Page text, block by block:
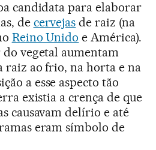
candidata para elaborar
de cervejas de raiz (na
Reino Unido e América).
do vegetal aumentam
raiz ao frio, na horta e na
a esse aspecto tão
existia a crença de que
causavam delírio e até
eram símbolo de